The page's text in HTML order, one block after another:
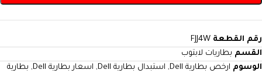
رقم القطعة FJJ4W
القسم بطاريات لابتوب
الوسوم ارخص بطارية Dell , استبدال بطارية Dell , اسعار بطارية Dell , بطارية